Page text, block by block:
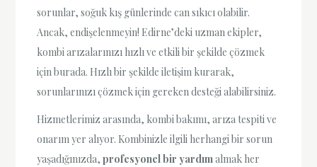
sorunlar, soğuk kış günlerinde can sıkıcı olabilir.
Ancak, endişelenmeyin! Edirne’deki uzman ekipler,
kombi arızalarınızı hızlı ve etkili bir şekilde çözmek
için burada. Hızlı bir şekilde iletişim kurarak,
sorunlarınızı çözmek için gereken desteği alabilirsiniz.
Hizmetlerimiz arasında, kombi bakımı, arıza tespiti ve
onarım yer alıyor. Kombinizle ilgili herhangi bir sorun
yaşadığınızda,profesyonel bir yardımalmak her